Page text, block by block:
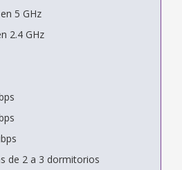
5 GHz
2.4 GHz
de 2 a 3 dormitorios